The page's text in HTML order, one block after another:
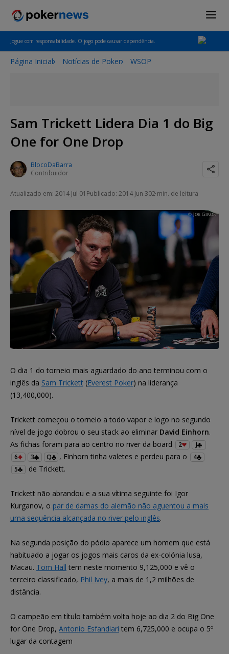
Jogue com responsabilidade. O jogo pode causar dependência.
Página Inicial Notícias de Poker WSOP
Sam Trickett Lidera Dia 1 do Big
One for One Drop
BlocoDaBarra
Contribuidor
Atualizado em: 2014 Jul 01 Publicado: 2014 Jun 302 min. de leitura
O dia 1 do torneio mais aguardado do ano terminou com o
inglês da Sam Trickett (Everest Poker) na liderança
(13,400,000).
Trickett começou o torneio a todo vapor e logo no segundo
nível de jogo dobrou o seu stack ao eliminar David Einhorn.
As fichas foram para ao centro no river da board
2
J
6
3 Q , Einhorn tinha valetes e perdeu para o
4
5
de Trickett.
Trickett não abrandou e a sua vítima seguinte foi Igor
Kurganov, o par de damas do alemão não aguentou a mais
uma sequência alcançada no river pelo inglês.
Na segunda posição do pódio aparece um homem que está
habituado a jogar os jogos mais caros da ex-colónia lusa,
Macau. Tom Hall tem neste momento 9,125,000 e vê o
terceiro classificado, Phil Ivey, a mais de 1,2 milhões de
distância.
O campeão em título também volta hoje ao dia 2 do Big One
for One Drop, Antonio Esfandiari tem 6,725,000 e ocupa o 5º
lugar da contagem